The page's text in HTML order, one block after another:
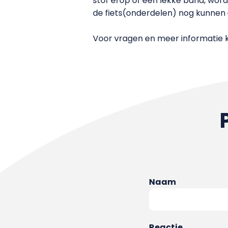
de fiets(onderdelen) nog kunnen
Voor vragen en meer informatie
Naam